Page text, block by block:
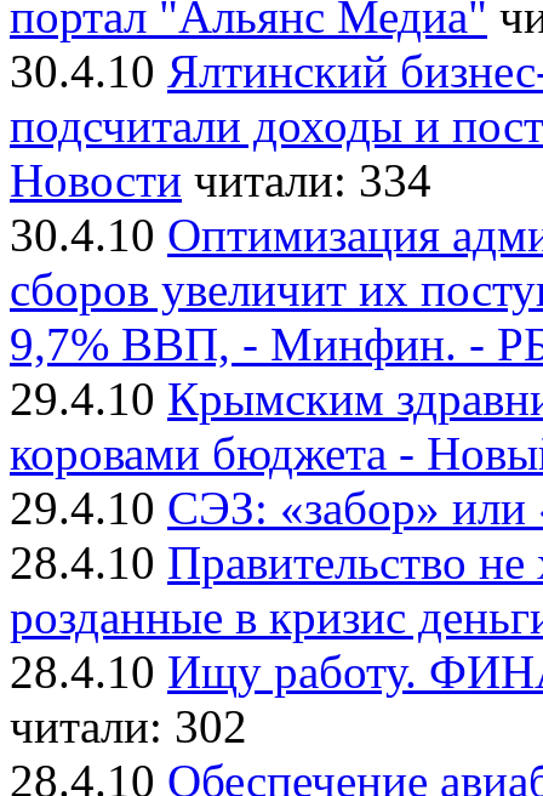
портал "Альянс Медиа"
30.4.10 Ялтинский
подсчитали доходы и
Новости читали: 334
30.4.10 Оптимизация
сборов увеличит их
9,7% ВВП, - Минфин. -
29.4.10 Крымским
коровами бюджета -
29.4.10 СЭЗ: «забор» или
28.4.10 Правительство не
розданные в кризис
28.4.10 Ищу работу.
читали: 302
28.4.10 Обеспечение